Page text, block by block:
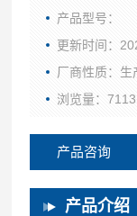
产品型号：
更新时间：
厂商性质：生
浏览量：7113
产品咨询
产品介绍